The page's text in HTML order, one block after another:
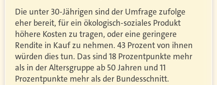
Die unter 30-Jährigen sind der Umfrage zufolge
eher bereit, für ein ökologisch-soziales Produkt
höhere Kosten zu tragen, oder eine geringere
Rendite in Kauf zu nehmen. 43 Prozent von ihnen
würden dies tun. Das sind 18 Prozentpunkte mehr
als in der Altersgruppe ab 50 Jahren und 11
Prozentpunkte mehr als der Bundesschnitt.